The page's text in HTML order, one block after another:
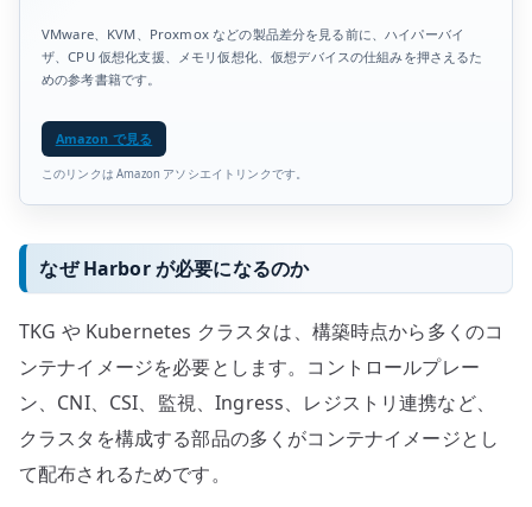
VMware、KVM、Proxmox などの製品差分を見る前に、ハイパーバイ
ザ、CPU 仮想化支援、メモリ仮想化、仮想デバイスの仕組みを押さえるた
めの参考書籍です。
Amazon で見る
このリンクは Amazon アソシエイトリンクです。
なぜ Harbor が必要になるのか
TKG や Kubernetes クラスタは、構築時点から多くのコ
ンテナイメージを必要とします。コントロールプレー
ン、CNI、CSI、監視、Ingress、レジストリ連携など、
クラスタを構成する部品の多くがコンテナイメージとし
て配布されるためです。